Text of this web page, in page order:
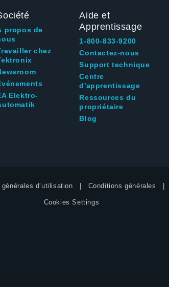
propos de
chez
Elektro-
Aide et
Apprentissage
1-800-833-9200
Contactez-nous
Support technique
Centre
d'apprentissage
Ressources du
propriétaire
Blog
d’utilisation Conditions générales
Cookies Settings